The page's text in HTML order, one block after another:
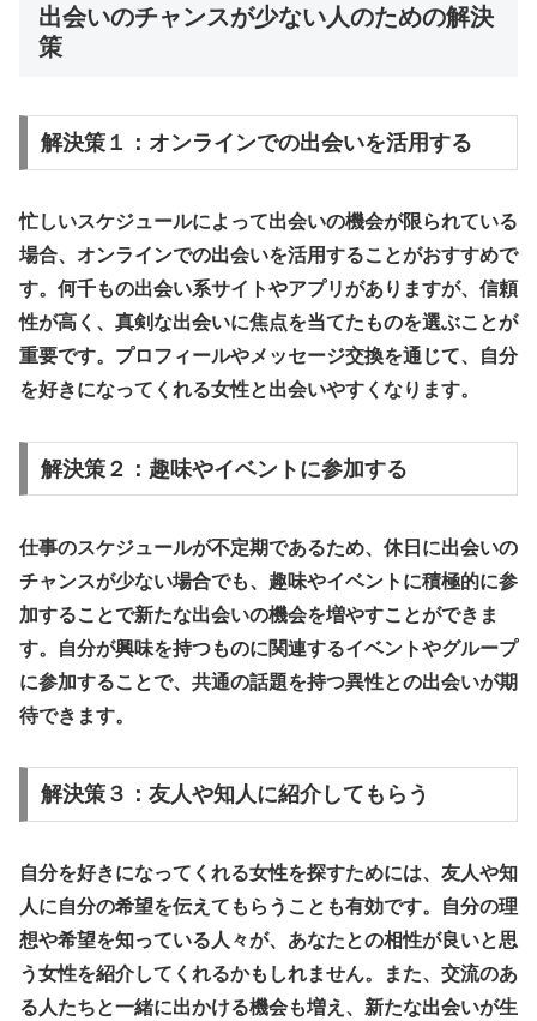
出会いのチャンスが少ない人のための解決
策
解決策１：オンラインでの出会いを活用する
忙しいスケジュールによって出会いの機会が限られている
場合、オンラインでの出会いを活用することがおすすめで
す。何千もの出会い系サイトやアプリがありますが、 信頼
性が高く、真剣な出会いに焦点を当てたものを選ぶことが
重要です。プロフィールやメッセージ交換を通じて、自分
を好きになってくれる女性と出会いやすくなります。
解決策２：趣味やイベントに参加する
仕事のスケジュールが不定期であるため、休日に出会いの
チャンスが少ない場合でも、趣味やイベントに積極的に参
加することで新たな出会いの機会を増やすことができま
す。
自分が興味を持つものに関連するイベントやグループ
に参加することで、共通の話題を持つ異性との出会いが期
待できます。
解決策３：友人や知人に紹介してもらう
自分を好きになってくれる女性を探すためには、 友人や知
人に自分の希望を伝えてもらう ことも有効です。自分の理
想や希望を知っている人々が、あなたとの相性が良いと思
う女性を紹介してくれるかもしれません。また、交流のあ
る人たちと一緒に出かける機会も増え、新たな出会いが生